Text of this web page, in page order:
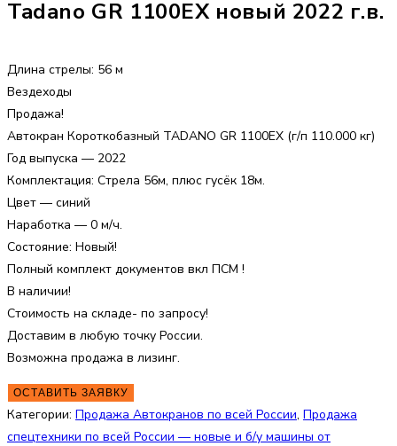
Tadano GR 1100EX новый 2022 г.в.
Длина стрелы: 56 м
Вездеходы
Продажа!
Автокран Короткобазный TADANO GR 1100EX (г/п 110.000 кг)
Год выпуска — 2022
Комплектация: Стрела 56м, плюс гусёк 18м.
Цвет — синий
Наработка — 0 м/ч.
Состояние: Новый!
Полный комплект документов вкл ПСМ !
В наличии!
Стоимость на складе- по запросу!
Доставим в любую точку России.
Возможна продажа в лизинг.
ОСТАВИТЬ ЗАЯВКУ
Категории: Продажа Автокранов по всей России, Продажа
спецтехники по всей России — новые и б/у машины от